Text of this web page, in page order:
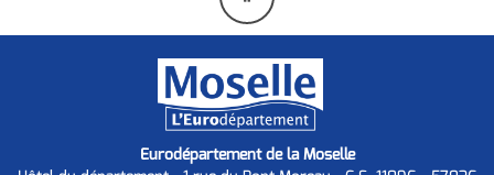
Mettre
en
Eurodépartement de la Moselle